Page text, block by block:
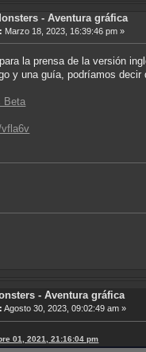
- Aventura gráfica
Marzo 18, 2023, 16:39:46 pm »
la prensa de la versión
y una guía, podríamos
Beta
- Aventura gráfica
Agosto 30, 2023, 09:02:49 am »
01, 2021, 21:16:04 pm